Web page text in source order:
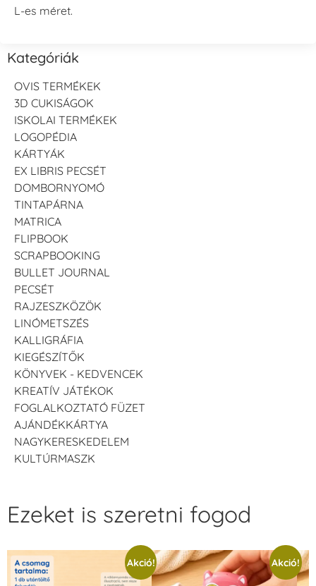
L-es méret.
Kategóriák
OVIS TERMÉKEK
3D CUKISÁGOK
ISKOLAI TERMÉKEK
LOGOPÉDIA
KÁRTYÁK
EX LIBRIS PECSÉT
DOMBORNYOMÓ
TINTAPÁRNA
MATRICA
FLIPBOOK
SCRAPBOOKING
BULLET JOURNAL
PECSÉT
RAJZESZKÖZÖK
LINÓMETSZÉS
KALLIGRÁFIA
KIEGÉSZÍTŐK
KÖNYVEK - KEDVENCEK
KREATÍV JÁTÉKOK
FOGLALKOZTATÓ FÜZET
AJÁNDÉKKÁRTYA
NAGYKERESKEDELEM
KULTÚRMASZK
Ezeket is szeretni fogod
Akció! Akció!